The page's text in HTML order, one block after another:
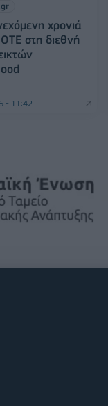
χρονιά
στη διεθνή
- 11:42